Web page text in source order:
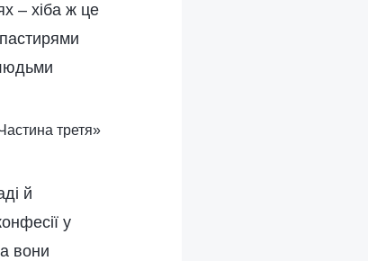
– хіба ж це
третя»
й
у
вони